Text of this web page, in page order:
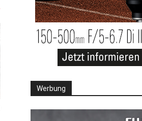
Werbung